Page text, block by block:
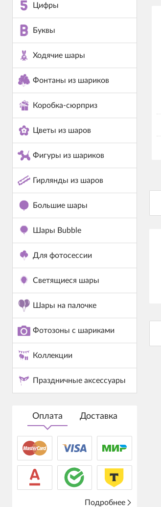
Цифры
Буквы
Ходячие шары
Фонтаны из шариков
Коробка-сюрприз
Цветы из шаров
Фигуры из шариков
Гирлянды из шаров
Большие шары
Шары Bubble
Для фотосессии
Светящиеся шары
Шары на палочке
Фотозоны с шариками
Коллекции
Праздничные аксессуары
Оплата Доставка
Подробнее